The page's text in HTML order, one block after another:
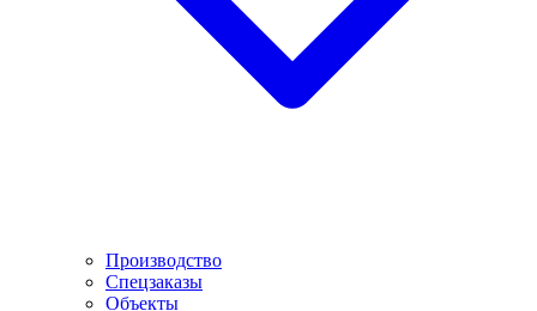
Производство
Спецзаказы
Объекты